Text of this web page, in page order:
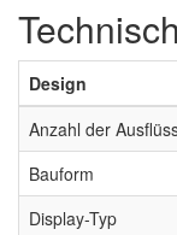
Design
Anzahl der
Bauform
Display-Typ